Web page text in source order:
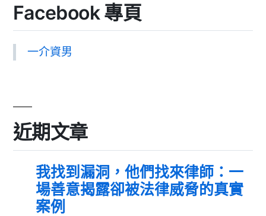
Facebook 專頁
一介資男
近期文章
我找到漏洞，他們找來律師：一
場善意揭露卻被法律威脅的真實
案例